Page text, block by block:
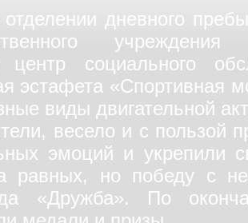
дневного
центр социального
эстафета «Спортивная
виды двигательной
весело и с пользой
эмоций и укрепили
равных, но победу с
«Дружба». По